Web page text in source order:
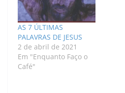
AS 7 ÚLTIMAS
PALAVRAS DE JESUS
2 de abril de 2021
Em "Enquanto Faço o
Café"